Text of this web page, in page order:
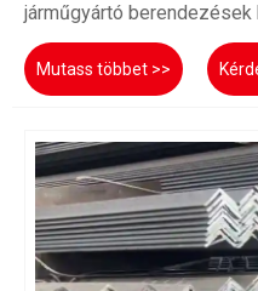
járműgyártó
Mutass többet >>